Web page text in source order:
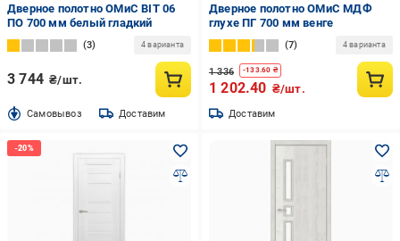
Дверное полотно ОМиС BIT 06
ПО 700 мм белый гладкий
3 4 варианта
3 744 ₴/шт.
Cамовывоз Доставим
Дверное полотно ОМиС МДФ
глухе ПГ 700 мм венге
7 4 варианта
1 336 -133.60 ₴
1 202.40 ₴/шт.
Доставим